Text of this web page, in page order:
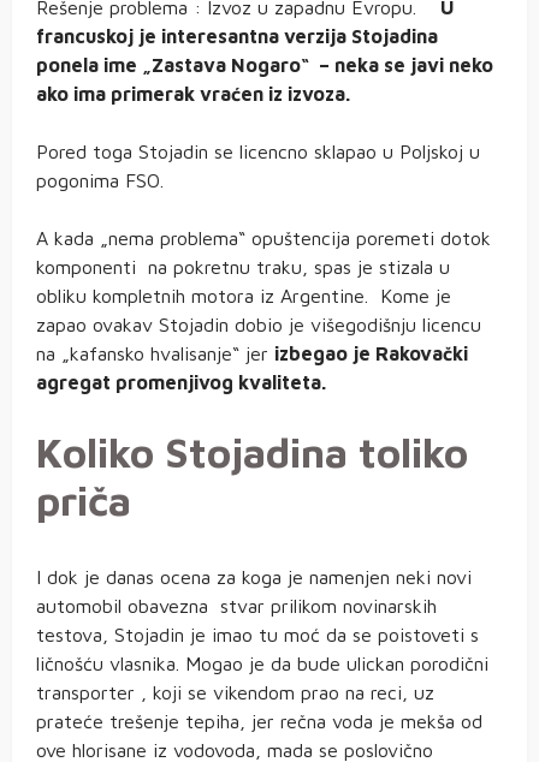
Rešenje problema : Izvoz u zapadnu Evropu. U
francuskoj je interesantna verzija Stojadina
ponela ime „Zastava Nogaro“ – neka se javi neko
ako ima primerak vraćen iz izvoza.
Pored toga Stojadin se licencno sklapao u Poljskoj u
pogonima FSO.
A kada „nema problema“ opuštencija poremeti dotok
komponenti na pokretnu traku, spas je stizala u
obliku kompletnih motora iz Argentine. Kome je
zapao ovakav Stojadin dobio je višegodišnju licencu
na „kafansko hvalisanje“ jer izbegao je Rakovački
agregat promenjivog kvaliteta.
Koliko Stojadina toliko
priča
I dok je danas ocena za koga je namenjen neki novi
automobil obavezna stvar prilikom novinarskih
testova, Stojadin je imao tu moć da se poistoveti s
ličnošću vlasnika. Mogao je da bude ulickan porodični
transporter , koji se vikendom prao na reci, uz
prateće trešenje tepiha, jer rečna voda je mekša od
ove hlorisane iz vodovoda, mada se poslovično